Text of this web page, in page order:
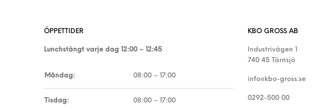
ÖPPETTIDER
Lunchstängt varje dag 12:00 – 12:45
Måndag: 08:00 – 17:00
Tisdag: 08:00 – 17:00
KBO GROSS AB
Industrivägen 1
740 45 Tärnsjö
info@kbo-gross.se
0292-500 00